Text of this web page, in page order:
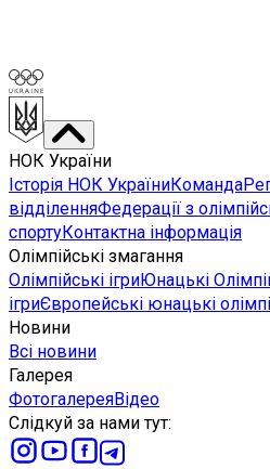
НОК України
Історія НОК УкраїниКоманда
відділенняФедерації з
спортуКонтактна інформація
Олімпійські змагання
Олімпійські ігриЮнацькі
ігриЄвропейські юнацькі
Новини
Всі новини
Галерея
ФотогалереяВідео
Слідкуй за нами тут: